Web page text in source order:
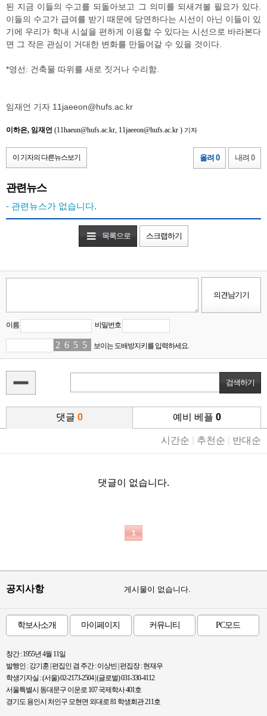
된 지금 이들의 수고를 되돌아보고 그 의미를 되새겨볼 필요가 있다.
이들의 수고가 급여를 받기 때문에 당연하다는 시선이 아닌 이들이 있
기에 우리가 학내 시설을 편하게 이용할 수 있다는 시선으로 바라본다
면 그 작은 관심이 거대한 변화를 만들어갈 수 있을 것이다.
*영선: 건축물 따위를 새로 짓거나 수리함.
임재언 기자 11jaeeon@hufs.ac.kr
이하은, 임재언 (11haeun@hufs.ac.kr, 11jaeeon@hufs.ac.kr ) 기자
이 기자의 다른뉴스보기 올려 0 내려 0
관련뉴스
- 관련뉴스가 없습니다.
목록으로 스크랩하기
이름 비밀번호
2 66 50 55 보이는 도배방지키를 입력하세요.
댓글 0 예비 베플 0
시간순 추천순 반대순
댓글이 없습니다.
1
공지사항 게시물이 없습니다.
학보사소개 마이페이지 커뮤니티 PC모드
창간 : 1955년 4월 11일
발행인 : 강기훈 | 편집인 겸 주간 : 이상빈 | 편집장 : 현재우
학생기자실 : (서울) 02-2173-2504 | (글로벌) 031-330-4112
서울특별시 동대문구 이운로 107 국제학사 401호
경기도 용인시 처인구 모현면 외대로 81 학생회관 211호